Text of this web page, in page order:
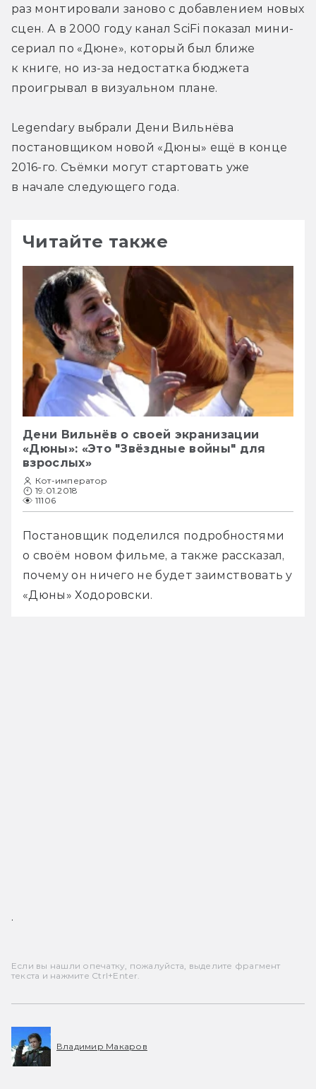
раз монтировали заново с добавлением новых
сцен. А в 2000 году канал SciFi показал мини-
сериал по «Дюне», который был ближе
к книге, но из-за недостатка бюджета
проигрывал в визуальном плане.
Legendary выбрали Дени Вильнёва
постановщиком новой «Дюны» ещё в конце
2016-го. Съёмки могут стартовать уже
в начале следующего года.
Читайте также
Дени Вильнёв о своей экранизации
«Дюны»: «Это "Звёздные войны" для
взрослых»
Кот-император
19.01.2018
11106
Постановщик поделился подробностями
о своём новом фильме, а также рассказал,
почему он ничего не будет заимствовать у
«Дюны» Ходоровски.
.
Если вы нашли опечатку, пожалуйста, выделите фрагмент
текста и нажмите Ctrl+Enter.
Владимир Макаров